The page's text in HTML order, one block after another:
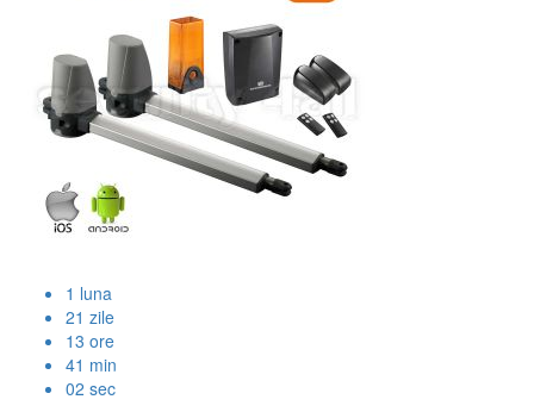
1 luna
21 zile
13 ore
41 min
01 sec